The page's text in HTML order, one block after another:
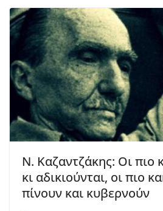
Ν. Καζαντζάκης: Οι πιο
κι αδικιούνται, οι πιο
πίνουν και κυβερνούν